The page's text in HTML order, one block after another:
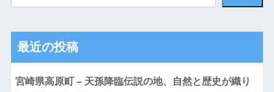
最近の投稿
宮崎県高原町 – 天孫降臨伝説の地、自然と歴史が織り